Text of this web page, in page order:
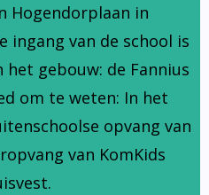
Hogendorplaan in
ingang van de school is
het gebouw: de Fannius
om te weten: In het
opvang van
van KomKids